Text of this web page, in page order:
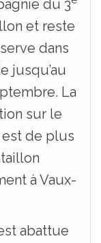
du 3
et reste
dans
jusqu’au
La
sur le
de plus
à Vaux-
abattue